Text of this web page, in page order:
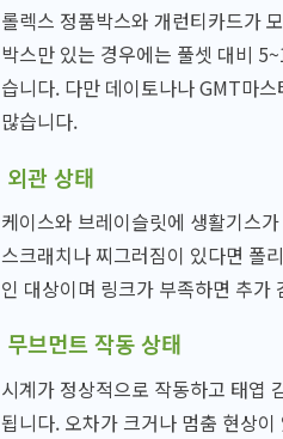
롤렉스 정품박스와 개런티카드가
박스만 있는 경우에는 풀셋 대비
습니다. 다만 데이토나나 GMT마
많습니다.
외관 상태
케이스와 브레이슬릿에 생활기스
스크래치나 찌그러짐이 있다면 폴
인 대상이며 링크가 부족하면 추가
무브먼트 작동 상태
시계가 정상적으로 작동하고 태엽
됩니다. 오차가 크거나 멈춤 현상